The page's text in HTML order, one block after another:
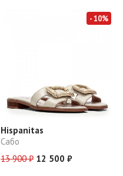
- 10%
Hispanitas
Сабо
13 900 ₽ 12 500 ₽